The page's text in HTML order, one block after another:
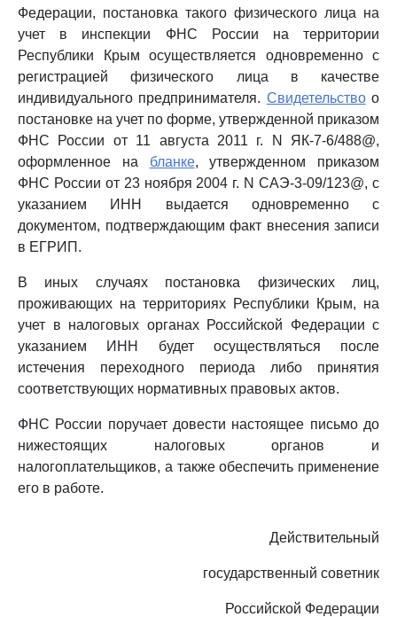
Федерации, постановка такого физического лица на
учет в инспекции ФНС России на территории
Республики Крым осуществляется одновременно с
регистрацией физического лица в качестве
индивидуального предпринимателя. Свидетельствоо
постановке на учет по форме, утвержденной приказом
ФНС России от 11 августа 2011 г. N ЯК-7-6/488@,
оформленное на бланке, утвержденном приказом
ФНС России от 23 ноября 2004 г. N САЭ-3-09/123@, с
указанием ИНН выдается одновременно с
документом, подтверждающим факт внесения записи
в ЕГРИП.
В иных случаях постановка физических лиц,
проживающих на территориях Республики Крым, на
учет в налоговых органах Российской Федерации с
указанием ИНН будет осуществляться после
истечения переходного периода либо принятия
соответствующих нормативных правовых актов.
ФНС России поручает довести настоящее письмо до
нижестоящих налоговых органов и
налогоплательщиков, а также обеспечить применение
его в работе.
Действительный
государственный советник
Российской Федерации